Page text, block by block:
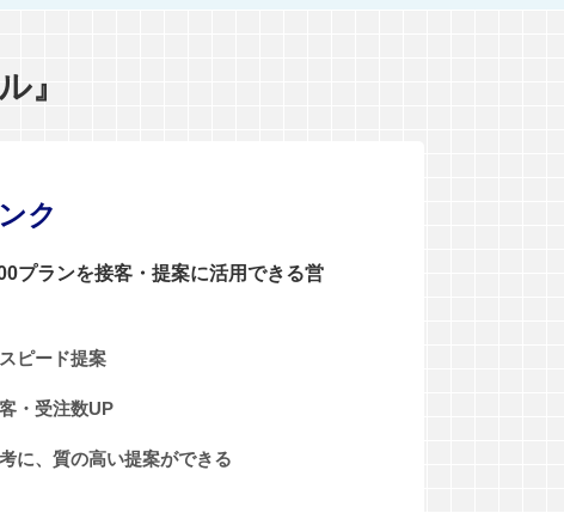
』
ク
プランを接客・提案に活用できる営
ピード提案
・受注数UP
に、質の高い提案ができる